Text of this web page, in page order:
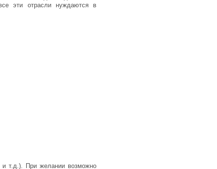
эти отрасли нуждаются в
и т.д.). При желании возможно